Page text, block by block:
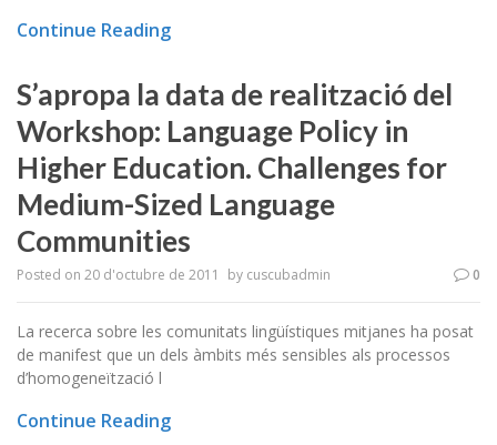
Continue Reading
S’apropa la data de realització del
Workshop: Language Policy in
Higher Education. Challenges for
Medium-Sized Language
Communities
Posted on 20 d'octubre de 2011 by cuscubadmin 0
La recerca sobre les comunitats lingüístiques mitjanes ha posat
de manifest que un dels àmbits més sensibles als processos
d’homogeneïtzació l
Continue Reading